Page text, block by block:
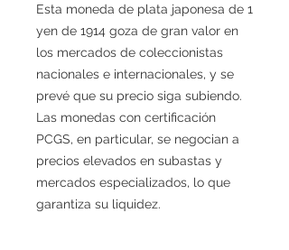
Esta moneda de plata japonesa de 1
yen de 1914 goza de gran valor en
los mercados de coleccionistas
nacionales e internacionales, y se
prevé que su precio siga subiendo.
Las monedas con certificación
PCGS, en particular, se negocian a
precios elevados en subastas y
mercados especializados, lo que
garantiza su liquidez.